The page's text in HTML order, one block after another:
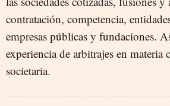
contratación, competencia,
empresas públicas y fundaciones.
experiencia de arbitrajes en materia
societaria.